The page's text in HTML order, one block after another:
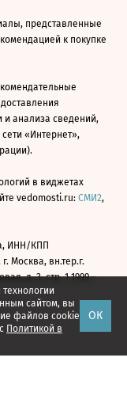
сайтом, вы
файлов cookie
Политикой в
ОК
представленные
к покупке
и анализа сведений,
«Интернет»,
в виджетах
vedomosti.ru: СМИ2,
ИНН/КПП
г. Москва, вн.тер.г.
д. 3, стр. 1 1999—